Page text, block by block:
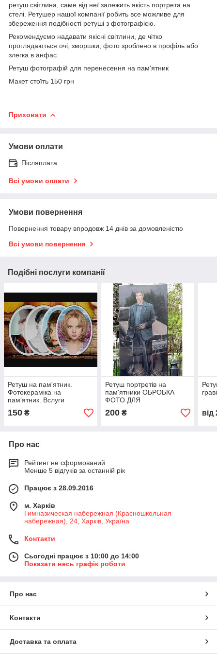
ретуш світлина, саме від неї залежить якість портрета на
стелі. Ретушер нашої компанії робить все можливе для
збереження подібності ретуші з фотографією.
Рекомендуємо надавати якісні світлини, де чітко
проглядаються очі, зморшки, фото зроблено в профіль або
злегка в анфас.
Ретуш фотографій для перенесення на пам'ятник
Макет стоїть 150 грн
Приховати
Умови оплати
Післяплата
Всі умови оплати
Умови повернення
Повернення товару впродовж 14 днів за домовленістю
Всі умови повернення
Подібні послуги компанії
Ретуш на пам'ятник.
Фотокераміка на
пам'ятник. Вслуги
фотошопу. Макет 150грн
150 ₴
Ретуш портретів на
пам'ятники ОБРОБКА
ФОТО ДЛЯ
ГРАВІРУВАННЯ НА
КАМЕНІ
200₴ від
Про нас
Рейтинг не сформований
Менше 5 відгуків за останній рік
Працює з 28.09.2016
м. Харків
Гимназическая набережная (Красношкольная
набережная), 24, Харків, Україна
Контакти
Сьогодні працює з 10:00 до 14:00
Показати весь графік роботи
Про нас
Контакти
Доставка та оплата